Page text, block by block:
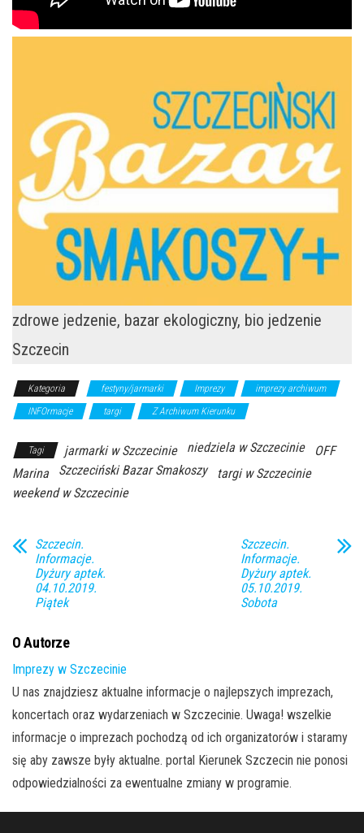
zdrowe jedzenie, bazar ekologiczny, bio jedzenie
Szczecin
Kategoria festyny/jarmarki Imprezy
imprezy archiwum
INFOrmacje
targi Z Archiwum Kierunku
Tagi jarmarki w Szczecinie niedziela w Szczecinie
OFF
Marina
Szczeciński Bazar Smakoszy
targi w Szczecinie
weekend w Szczecinie
Szczecin.
Informacje.
Dyżury aptek.
04.10.2019.
Piątek
Szczecin.
Informacje.
Dyżury aptek.
05.10.2019.
Sobota
O Autorze
Imprezy w Szczecinie
U nas znajdziesz aktualne informacje o najlepszych imprezach,
koncertach oraz wydarzeniach w Szczecinie. Uwaga! wszelkie
informacje o imprezach pochodzą od ich organizatorów i staramy
się aby zawsze były aktualne. portal Kierunek Szczecin nie ponosi
odpowiedzialności za ewentualne zmiany w programie.